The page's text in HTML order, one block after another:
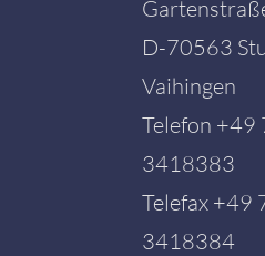
D-70563
Vaihingen
Telefon +49
3418383
Telefax +49
3418384